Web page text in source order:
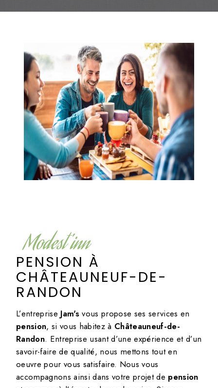
Modest'inn
PENSION À
CHÂTEAUNEUF-DE-
RANDON
L’entreprise Jam's vous propose ses services en
pension, si vous habitez à Châteauneuf-de-
Randon. Entreprise usant d’une expérience et d’un
savoir-faire de qualité, nous mettons tout en
oeuvre pour vous satisfaire. Nous vous
accompagnons ainsi dans votre projet de pension